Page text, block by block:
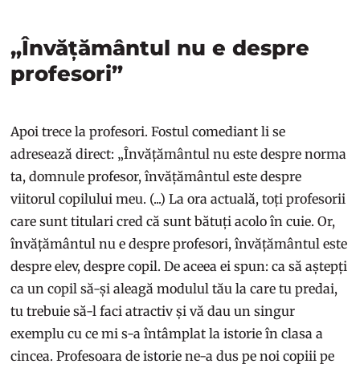
„Învățământul nu e despre
profesori”
Apoi trece la profesori. Fostul comediant li se
adresează direct: „Învățământul nu este despre norma
ta, domnule profesor, învățământul este despre
viitorul copilului meu. (...) La ora actuală, toți profesorii
care sunt titulari cred că sunt bătuți acolo în cuie. Or,
învățământul nu e despre profesori, învățământul este
despre elev, despre copil. De aceea ei spun: ca să aștepți
ca un copil să-și aleagă modulul tău la care tu predai,
tu trebuie să-l faci atractiv și vă dau un singur
exemplu cu ce mi s-a întâmplat la istorie în clasa a
cincea. Profesoara de istorie ne-a dus pe noi copiii pe